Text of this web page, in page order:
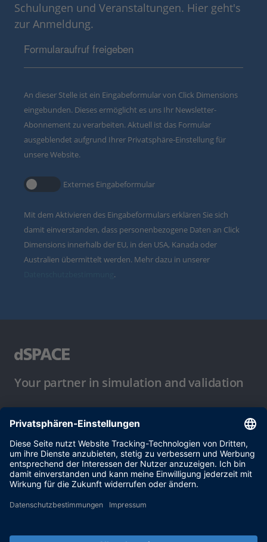
Schulungen und Veranstaltungen. Hier geht's
zur Anmeldung.
Formularaufruf freigeben
An dieser Stelle ist ein Eingabeformular von Click Dimensions
eingebunden. Dieses ermöglicht es uns Ihr Newsletter-
Abonnement zu verarbeiten. Aktuell ist das Formular
ausgeblendet aufgrund Ihrer Privatsphäre-Einstellung für
unsere Website.
Externes Eingabeformular
Mit dem Aktivieren des Eingabeformulars erklären Sie sich
damit einverstanden, dass personenbezogene Daten an Click
Dimensions innerhalb der EU, in den USA, Kanada oder
Australien übermittelt werden. Mehr dazu in unserer
.
Your partner in simulation and validation
Nutzungsbedingungen
Datenschutzbestimmung
Impressum & Allgemeine
Geschäftsbedingungen